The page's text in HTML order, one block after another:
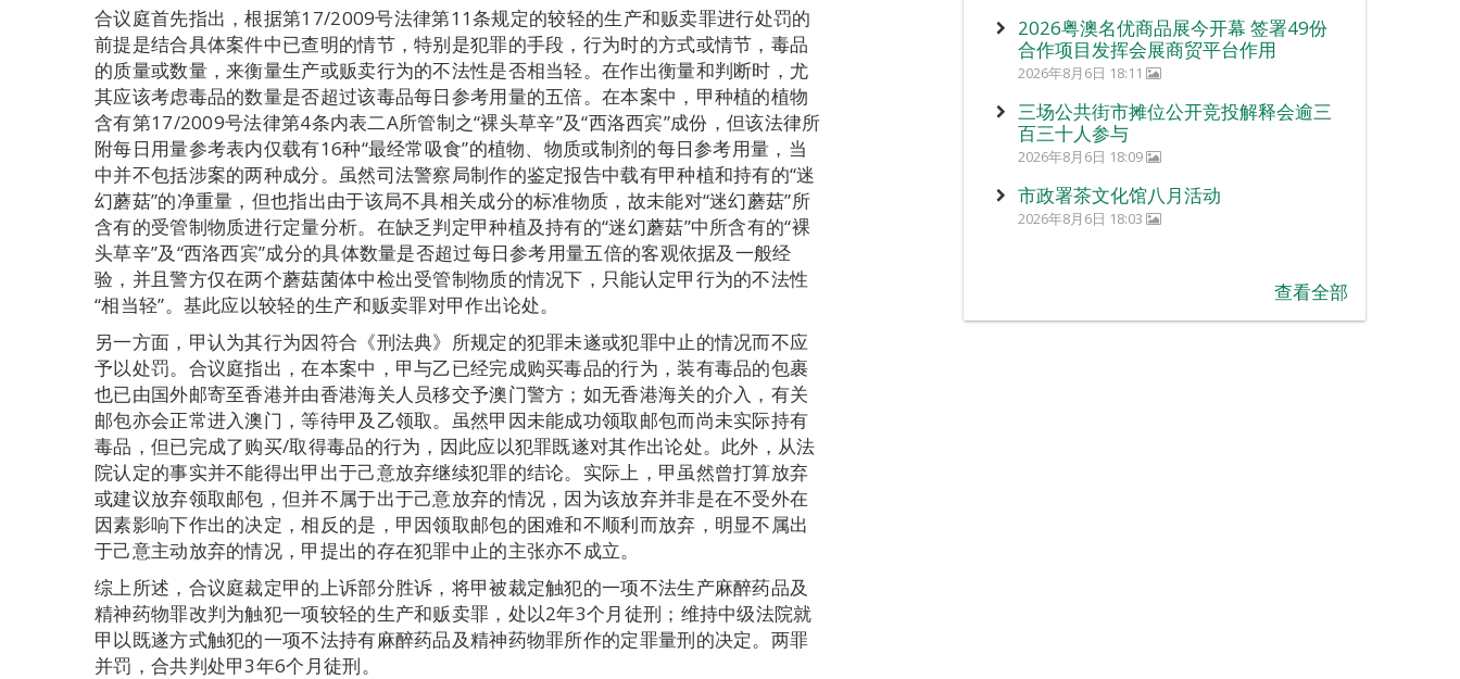
合议庭首先指出，根据第17/2009号法律第11条规定的较轻的生产和贩卖罪进行处罚的
前提是结合具体案件中已查明的情节，特别是犯罪的手段，行为时的方式或情节，毒品
的质量或数量，来衡量生产或贩卖行为的不法性是否相当轻。在作出衡量和判断时，尤
其应该考虑毒品的数量是否超过该毒品每日参考用量的五倍。在本案中，甲种植的植物
含有第17/2009号法律第4条内表二A所管制之“裸头草辛”及“西洛西宾”成份，但该法律所
附每日用量参考表内仅载有16种“最经常吸食”的植物、物质或制剂的每日参考用量，当
中并不包括涉案的两种成分。虽然司法警察局制作的鉴定报告中载有甲种植和持有的“迷
幻蘑菇”的净重量，但也指出由于该局不具相关成分的标准物质，故未能对“迷幻蘑菇”所
含有的受管制物质进行定量分析。在缺乏判定甲种植及持有的“迷幻蘑菇”中所含有的“裸
头草辛”及“西洛西宾”成分的具体数量是否超过每日参考用量五倍的客观依据及一般经
验，并且警方仅在两个蘑菇菌体中检出受管制物质的情况下，只能认定甲行为的不法性
“相当轻”。基此应以较轻的生产和贩卖罪对甲作出论处。
另一方面，甲认为其行为因符合《刑法典》所规定的犯罪未遂或犯罪中止的情况而不应
予以处罚。合议庭指出，在本案中，甲与乙已经完成购买毒品的行为，装有毒品的包裹
也已由国外邮寄至香港并由香港海关人员移交予澳门警方；如无香港海关的介入，有关
邮包亦会正常进入澳门，等待甲及乙领取。虽然甲因未能成功领取邮包而尚未实际持有
毒品，但已完成了购买/取得毒品的行为，因此应以犯罪既遂对其作出论处。此外，从法
院认定的事实并不能得出甲出于己意放弃继续犯罪的结论。实际上，甲虽然曾打算放弃
或建议放弃领取邮包，但并不属于出于己意放弃的情况，因为该放弃并非是在不受外在
因素影响下作出的决定，相反的是，甲因领取邮包的困难和不顺利而放弃，明显不属出
于己意主动放弃的情况，甲提出的存在犯罪中止的主张亦不成立。
综上所述，合议庭裁定甲的上诉部分胜诉，将甲被裁定触犯的一项不法生产麻醉药品及
精神药物罪改判为触犯一项较轻的生产和贩卖罪，处以2年3个月徒刑；维持中级法院就
甲以既遂方式触犯的一项不法持有麻醉药品及精神药物罪所作的定罪量刑的决定。两罪
并罚，合共判处甲3年6个月徒刑。
2026粤澳名优商品展今开幕 签署49份
合作项目发挥会展商贸平台作用
2026年8月6日 18:11
三场公共街市摊位公开竞投解释会逾三
百三十人参与
2026年8月6日 18:09
市政署茶文化馆八月活动
2026年8月6日 18:03
查看全部